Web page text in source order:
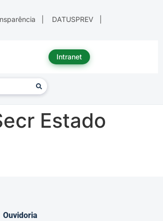
DATUSPREV
Intranet
Estado
Ouvidoria